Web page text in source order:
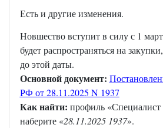
Есть и другие изменения.
Новшество вступит в силу с 1
будет распространяться на
до этой даты.
Основной документ:
РФ от 28.11.2025 N 1937
Как найти: профиль
наберите «28.11.2025 1937».